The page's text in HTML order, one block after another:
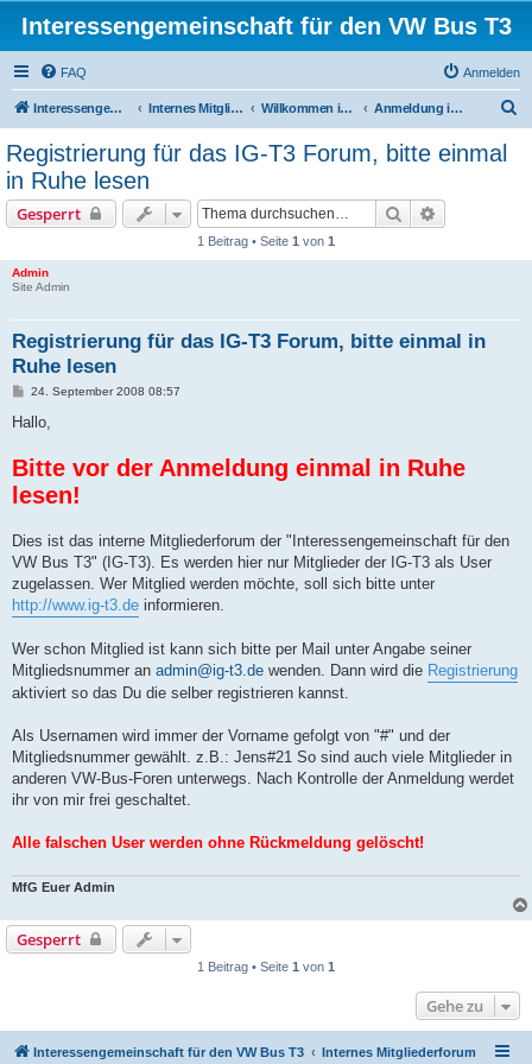
Interessengemeinschaft für den VW Bus T3
FAQ Anmelden
Interessengemeinschaft für den VW Bus T3 Internes Mitgliederforum Willkommen im internen Forum der IG-T3 Anmeldung im IG-T3 Forum
Registrierung für das IG-T3 Forum, bitte einmal
in Ruhe lesen
Gesperrt Suche
1 Beitrag • Seite 1 von 1
Admin
Site Admin
Registrierung für das IG-T3 Forum, bitte einmal in
Ruhe lesen
B
i
a
g
24. September 2008 08:57
Hallo,
Bitte vor der Anmeldung einmal in Ruhe
lesen!
Dies ist das interne Mitgliederforum der "Interessengemeinschaft für den
VW Bus T3" (IG-T3). Es werden hier nur Mitglieder der IG-T3 als User
zugelassen. Wer Mitglied werden möchte, soll sich bitte unter
http://www.ig-t3.de informieren.
Wer schon Mitglied ist kann sich bitte per Mail unter Angabe seiner
Mitgliedsnummer an admin@ig-t3.de wenden. Dann wird die Registrierung
aktiviert so das Du die selber registrieren kannst.
Als Usernamen wird immer der Vorname gefolgt von "#" und der
Mitgliedsnummer gewählt. z.B.: Jens#21 So sind auch viele Mitglieder in
anderen VW-Bus-Foren unterwegs. Nach Kontrolle der Anmeldung werdet
ihr von mir frei geschaltet.
Alle falschen User werden ohne Rückmeldung gelöscht!
MfG Euer Admin
Gesperrt
1 Beitrag • Seite 1 von 1
Gehe zu
Interessengemeinschaft für den VW Bus T3 Internes Mitgliederforum